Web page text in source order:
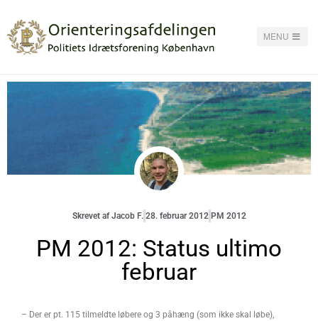
MENU
Skrevet afJacob F. 28. februar 2012 PM 2012
PM 2012: Status ultimo
februar
– Der er pt. 115 tilmeldte løbere og 3 påhæng (som ikke skal løbe),